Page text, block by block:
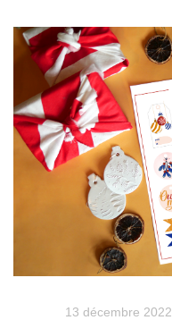
13 décembre 2022